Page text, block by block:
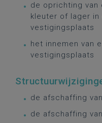
de oprichting van
kleuter of lager
vestigingsplaats
het innemen van
vestigingsplaats
de afschaffing
de afschaffing